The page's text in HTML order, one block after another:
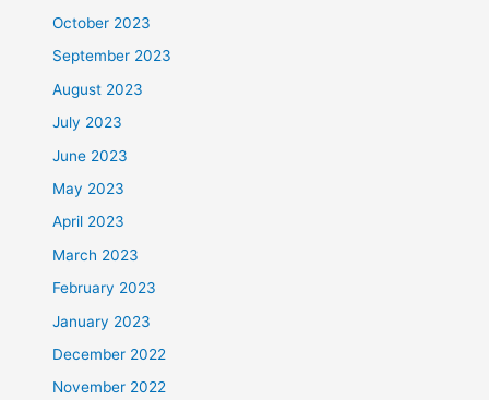
October 2023
September 2023
August 2023
July 2023
June 2023
May 2023
April 2023
March 2023
February 2023
January 2023
December 2022
November 2022